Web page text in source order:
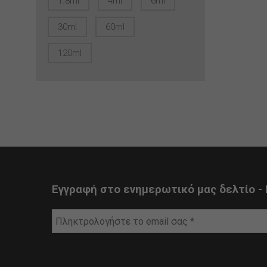
30ml 60ml
120ml
Εγγραφή στο ενημερωτικό μας δελτίο